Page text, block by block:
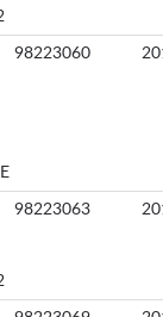
98223060
98223063